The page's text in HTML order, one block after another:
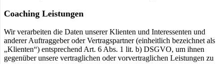
Coaching Leistungen
Wir verarbeiten die Daten unserer Klienten und Interessenten und
anderer Auftraggeber oder Vertragspartner (einheitlich bezeichnet als
„Klienten“) entsprechend Art. 6 Abs. 1 lit. b) DSGVO, um ihnen
gegenüber unsere vertraglichen oder vorvertraglichen Leistungen zu